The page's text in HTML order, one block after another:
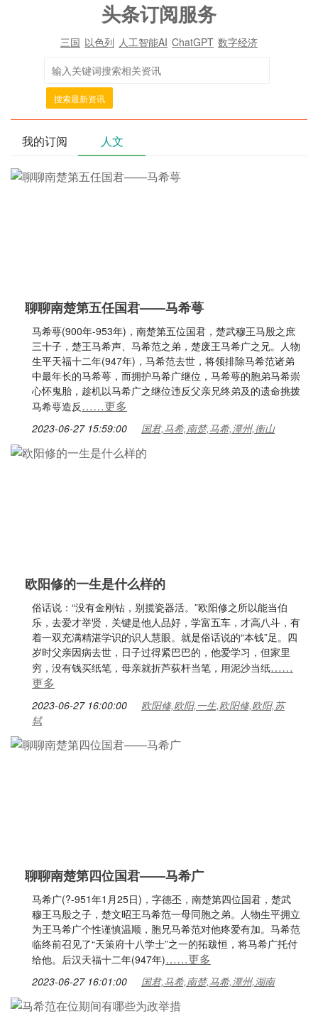
头条订阅服务
三国 以色列 人工智能AI ChatGPT 数字经济
搜索最新资讯
我的订阅 人文
聊聊南楚第五任国君——马希萼
马希萼(900年-953年)，南楚第五位国君，楚武穆王马殷之庶
三十子，楚王马希声、马希范之弟，楚废王马希广之兄。人物
生平天福十二年(947年)，马希范去世，将领排除马希范诸弟
中最年长的马希萼，而拥护马希广继位，马希萼的胞弟马希崇
心怀鬼胎，趁机以马希广之继位违反父亲兄终弟及的遗命挑拨
马希萼造反……更多
2023-06-27 15:59:00 国君,马希,南楚,马希,潭州,衡山
欧阳修的一生是什么样的
俗话说：“没有金刚钻，别揽瓷器活。”欧阳修之所以能当伯
乐，去爱才举贤，关键是他人品好，学富五车，才高八斗，有
着一双充满精湛学识的识人慧眼。就是俗话说的“本钱”足。四
岁时父亲因病去世，日子过得紧巴巴的，他爱学习，但家里
穷，没有钱买纸笔，母亲就折芦荻杆当笔，用泥沙当纸……
更多
2023-06-27 16:00:00
欧阳修,欧阳,一生,欧阳修,欧阳,苏
轼
聊聊南楚第四位国君——马希广
马希广(?-951年1月25日)，字德丕，南楚第四位国君，楚武
穆王马殷之子，楚文昭王马希范一母同胞之弟。人物生平拥立
为王马希广个性谨慎温顺，胞兄马希范对他疼爱有加。马希范
临终前召见了“天策府十八学士”之一的拓跋恒，将马希广托付
给他。后汉天福十二年(947年)……更多
2023-06-27 16:01:00 国君,马希,南楚,马希,潭州,湖南